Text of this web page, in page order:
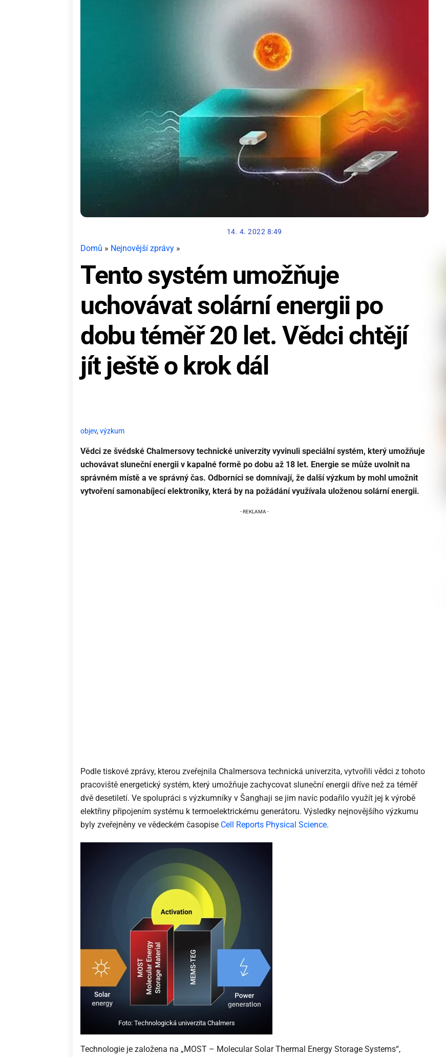
14. 4. 2022 8:49
Domů » Nejnovější zprávy »
Tento systém umožňuje
uchovávat solární energii po
dobu téměř 20 let. Vědci chtějí
jít ještě o krok dál
objev,výzkum
Vědci ze švédské Chalmersovy technické univerzity vyvinuli speciální systém, který umožňuje
uchovávat sluneční energii v kapalné formě po dobu až 18 let. Energie se může uvolnit na
správném místě a ve správný čas. Odborníci se domnívají, že další výzkum by mohl umožnit
vytvoření samonabíjecí elektroniky, která by na požádání využívala uloženou solární energii.
Podle tiskové zprávy, kterou zveřejnila Chalmersova technická univerzita, vytvořili vědci z tohoto
pracoviště energetický systém, který umožňuje zachycovat sluneční energii dříve než za téměř
dvě desetiletí. Ve spolupráci s výzkumníky v Šanghaji se jim navíc podařilo využít jej k výrobě
elektřiny připojením systému k termoelektrickému generátoru. Výsledky nejnovějšího výzkumu
byly zveřejněny ve vědeckém časopise Cell Reports Physical Science.
Foto: Technologická univerzita Chalmers
Technologie je založena na „MOST – Molecular Solar Thermal Energy Storage Systems“,